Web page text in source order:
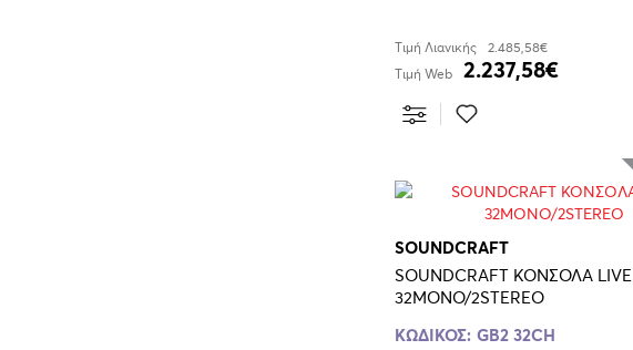
Τιμή Λιανικής
2.485,58€
Τιμή Web
2.237,58€
SOUNDCRAFT
SOUNDCRAFT ΚΟΝΣΟΛΑ LIVE
32MONO/2STEREO
ΚΩΔΙΚΟΣ: GB2 32CH